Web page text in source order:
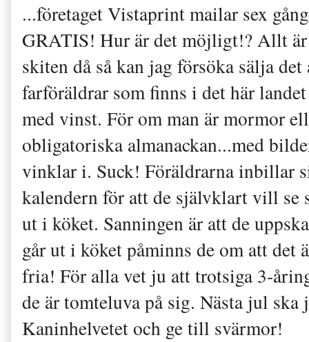
...företaget Vistaprint mailar sex
GRATIS! Hur är det möjligt!? Allt
skiten då så kan jag försöka sälja
farföräldrar som finns i det här
med vinst. För om man är mormor
obligatoriska almanackan...med
vinklar i. Suck! Föräldrarna inbillar
kalendern för att de självklart vill se
ut i köket. Sanningen är att de
går ut i köket påminns de om att det
fria! För alla vet ju att trotsiga 3-
de är tomteluva på sig. Nästa jul ska
Kaninhelvetet och ge till svärmor!